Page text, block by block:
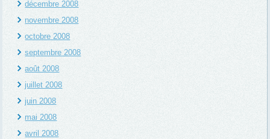
décembre 2008
novembre 2008
octobre 2008
septembre 2008
août 2008
juillet 2008
juin 2008
mai 2008
avril 2008